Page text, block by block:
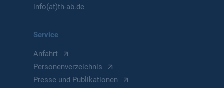
info(at)th-ab.de
Service
Anfahrt
Personenverzeichnis
Presse und Publikationen